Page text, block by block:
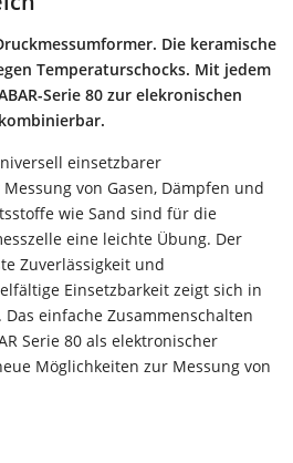
Die keramische
Temperaturschocks. Mit jedem
Serie 80 zur elekronischen
einsetzbarer
von Gasen, Dämpfen und
wie Sand sind für die
eine leichte Übung. Der
Zuverlässigkeit und
Einsetzbarkeit zeigt sich in
einfache Zusammenschalten
Serie 80 als elektronischer
Möglichkeiten zur Messung von